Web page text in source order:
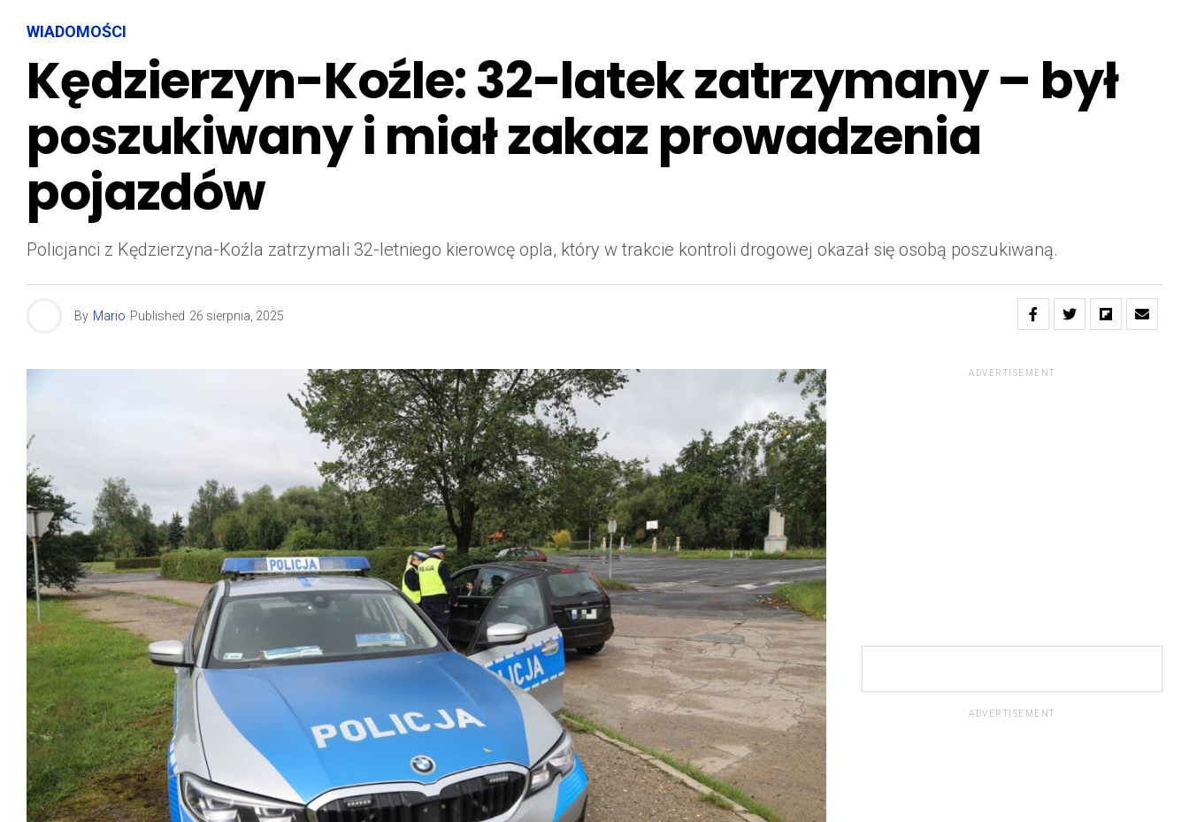
WIADOMOŚCI
Kędzierzyn-Koźle: 32-latek zatrzymany – był
poszukiwany i miał zakaz prowadzenia
pojazdów
Policjanci z Kędzierzyna-Koźla zatrzymali 32-letniego kierowcę opla, który w trakcie kontroli drogowej okazał się osobą poszukiwaną.
By Mario Published 26 sierpnia, 2025
ADVERTISEMENT
ADVERTISEMENT